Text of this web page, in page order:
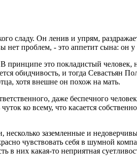
сладу. Он ленив и упрям,
нет проблем, - это аппетит сына: он
принципе это покладистый человек,
обидчивость, и тогда Севастьян
хотя внешне он похож на мать.
даже беспечного
ко всему, что касается
заземленные и
чувствовать себя в шумной
в них какая-то неприятная